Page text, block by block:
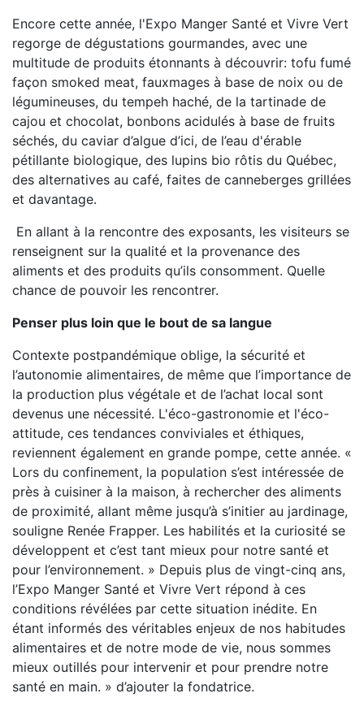
Encore cette année, l'Expo Manger Santé et Vivre Vert
regorge de dégustations gourmandes, avec une
multitude de produits étonnants à découvrir: tofu fumé
façon smoked meat, fauxmages à base de noix ou de
légumineuses, du tempeh haché, de la tartinade de
cajou et chocolat, bonbons acidulés à base de fruits
séchés, du caviar d’algue d’ici, de l’eau d'érable
pétillante biologique, des lupins bio rôtis du Québec,
des alternatives au café, faites de canneberges grillées
et davantage.
En allant à la rencontre des exposants, les visiteurs se
renseignent sur la qualité et la provenance des
aliments et des produits qu’ils consomment. Quelle
chance de pouvoir les rencontrer.
Penser plus loin que le bout de sa langue
Contexte postpandémique oblige, la sécurité et
l’autonomie alimentaires, de même que l’importance de
la production plus végétale et de l’achat local sont
devenus une nécessité. L'éco-gastronomie et l'éco-
attitude, ces tendances conviviales et éthiques,
reviennent également en grande pompe, cette année. «
Lors du confinement, la population s’est intéressée de
près à cuisiner à la maison, à rechercher des aliments
de proximité, allant même jusqu’à s’initier au jardinage,
souligne Renée Frapper. Les habilités et la curiosité se
développent et c’est tant mieux pour notre santé et
pour l’environnement. » Depuis plus de vingt-cinq ans,
l’Expo Manger Santé et Vivre Vert répond à ces
conditions révélées par cette situation inédite. En
étant informés des véritables enjeux de nos habitudes
alimentaires et de notre mode de vie, nous sommes
mieux outillés pour intervenir et pour prendre notre
santé en main. » d’ajouter la fondatrice.